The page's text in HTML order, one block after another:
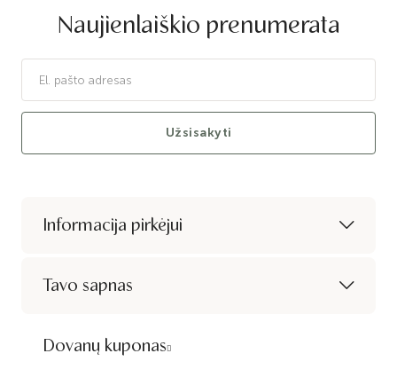
Naujienlaiškio prenumerata
Užsisakyti
Informacija pirkėjui
Tavo sapnas
Dovanų kuponas